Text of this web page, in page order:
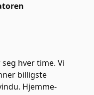
hver time. Vi
billigste
Hjemme-